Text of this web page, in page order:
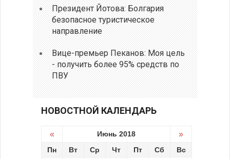
Президент Йотова: Болгария
безопасное туристическое
направление
Вице-премьер Пеканов: Моя цель
- получить более 95% средств по
ПВУ
НОВОСТНОЙ КАЛЕНДАРЬ
« Июнь 2018 »
Пн Вт Ср Чт Пт Сб Вс